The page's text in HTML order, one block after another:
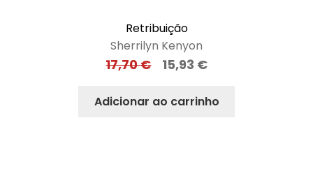
Retribuição
Sherrilyn Kenyon
17,70€ 15,93 €
Adicionar ao carrinho